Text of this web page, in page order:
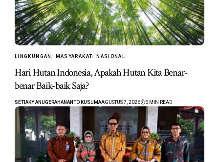
LINGKUNGAN MASYARAKAT NASIONAL
Hari Hutan Indonesia, Apakah Hutan Kita Benar-
benar Baik-baik Saja?
SETIAKY ANUGERAHANANTO KUSUMAAGUSTUS 7, 2026 6 MIN READ